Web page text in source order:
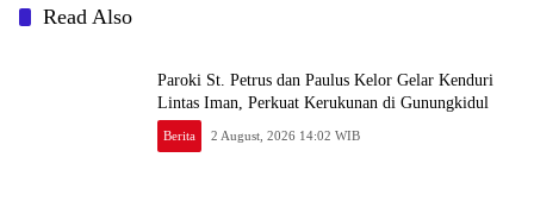
Read Also
Paroki St. Petrus dan Paulus Kelor Gelar Kenduri
Lintas Iman, Perkuat Kerukunan di Gunungkidul
Berita 2 August, 2026 14:02 WIB